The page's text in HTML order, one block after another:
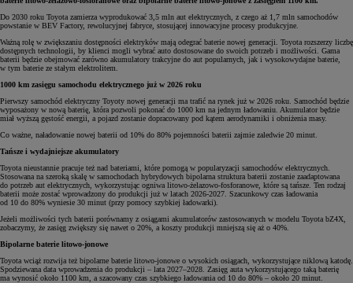
Do 2030 roku Toyota zamierza wyprodukować 3,5 mln aut elektrycznych, z czego aż 1,7 mln samochodów
powstanie w BEV Factory, rewolucyjnej fabryce, stosującej innowacyjne procesy produkcyjne.
Ważną rolę w zwiększaniu dostępności elektryków mają odegrać baterie nowej generacji. Toyota rozszerzy liczbę
dostępnych technologii, by klienci mogli wybrać auto dostosowane do swoich potrzeb i możliwości. Gama
baterii będzie obejmować zarówno akumulatory trakcyjne do aut popularnych, jak i wysokowydajne baterie,
w tym baterie ze stałym elektrolitem.
1000 km zasięgu samochodu elektrycznego już w 2026 roku
Pierwszy samochód elektryczny Toyoty nowej generacji ma trafić na rynek już w 2026 roku. Samochód będzie
wyposażony w nową baterię, która pozwoli pokonać do 1000 km na jednym ładowaniu. Akumulator będzie
miał wyższą gęstość energii, a pojazd zostanie dopracowany pod kątem aerodynamiki i obniżenia masy.
Co ważne, naładowanie nowej baterii od 10% do 80% pojemności baterii zajmie zaledwie 20 minut.
Tańsze i wydajniejsze akumulatory
Toyota nieustannie pracuje też nad bateriami, które pomogą w popularyzacji samochodów elektrycznych.
Stosowana na szeroką skalę w samochodach hybrydowych bipolarna struktura baterii zostanie zaadaptowana
do potrzeb aut elektrycznych, wykorzystując ogniwa litowo-żelazowo-fosforanowe, które są tańsze. Ten rodzaj
baterii może zostać wprowadzony do produkcji już w latach 2026-2027. Szacunkowy czas ładowania
od 10 do 80% wyniesie 30 minut (przy pomocy szybkiej ładowarki).
Jeżeli możliwości tych baterii porównamy z osiągami akumulatorów zastosowanych w modelu Toyota bZ4X,
zobaczymy, że zasięg zwiększy się nawet o 20%, a koszty produkcji mniejszą się aż o 40%.
Bipolarne baterie litowo-jonowe
Toyota wciąż rozwija też bipolarne baterie litowo-jonowe o wysokich osiągach, wykorzystujące niklową katodę.
Spodziewana data wprowadzenia do produkcji – lata 2027–2028. Zasięg auta wykorzystującego taką baterię
ma wynosić około 1100 km, a szacowany czas szybkiego ładowania od 10 do 80% – około 20 minut.